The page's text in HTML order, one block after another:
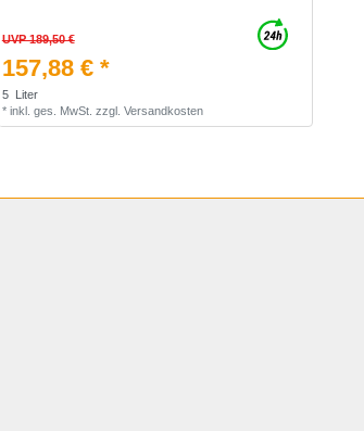
UVP 189,50 €
157,88 € *
5
Liter
* inkl. ges. MwSt. zzgl. Versandkosten